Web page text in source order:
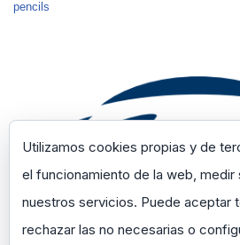
pencils
Utilizamos cookies propias y de
el funcionamiento de la web, medir
nuestros servicios. Puede aceptar
rechazar las no necesarias o